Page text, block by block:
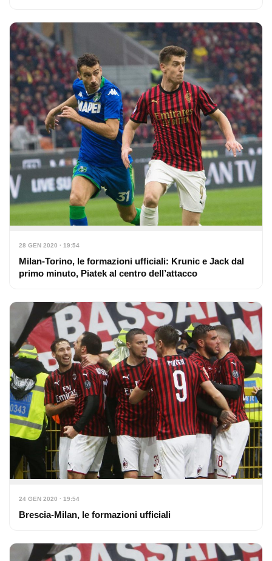
28 GEN 2020 · 19:54
Milan-Torino, le formazioni ufficiali: Krunic e Jack dal
primo minuto, Piatek al centro dell’attacco
24 GEN 2020 · 19:54
Brescia-Milan, le formazioni ufficiali